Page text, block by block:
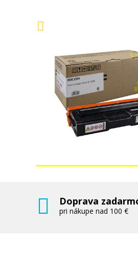
Doprava
pri nákupe nad 100 €